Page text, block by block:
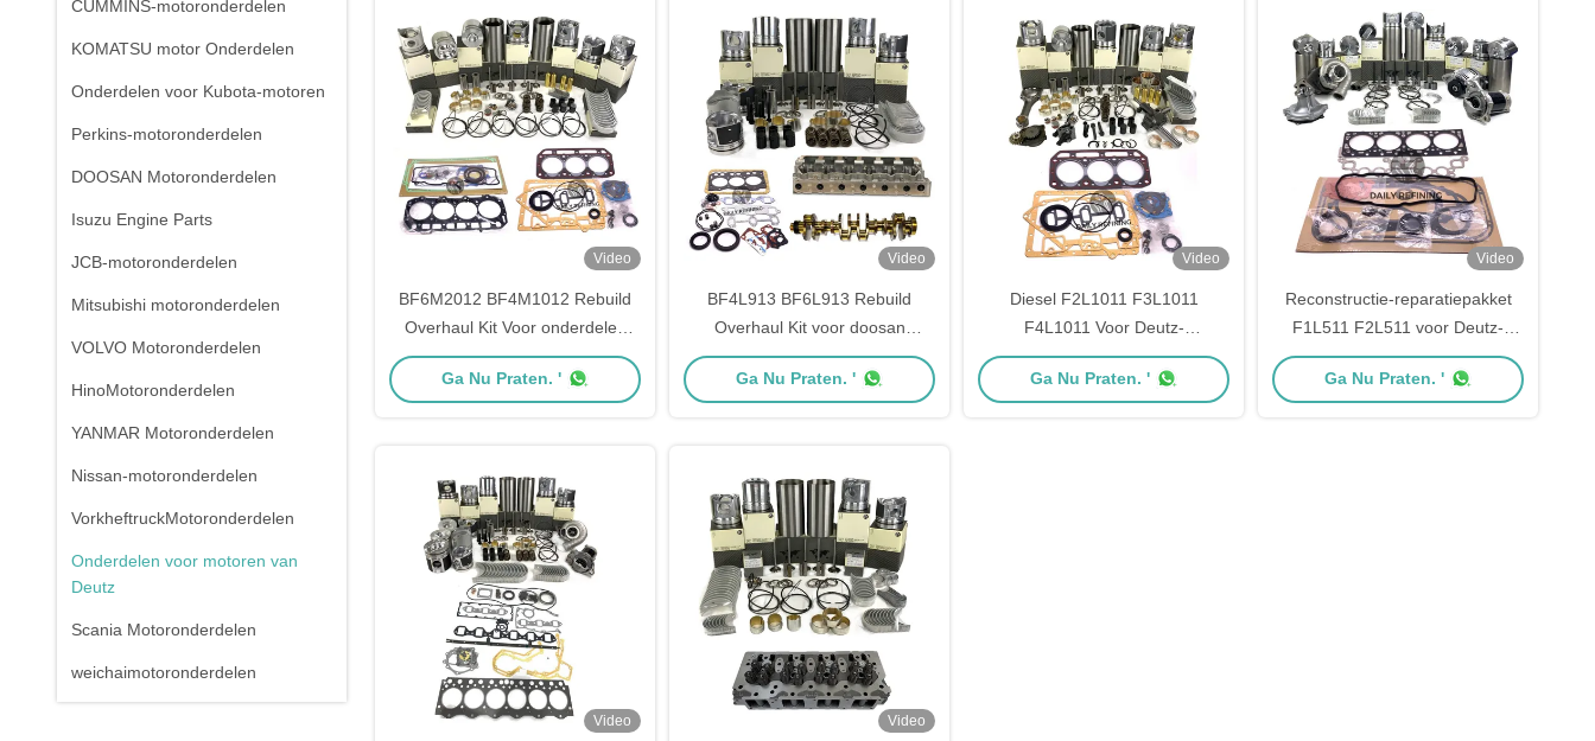
CUMMINS-motoronderdelen
KOMATSU motor Onderdelen
Onderdelen voor Kubota-motoren
Perkins-motoronderdelen
DOOSAN Motoronderdelen
Isuzu Engine Parts
JCB-motoronderdelen
Mitsubishi motoronderdelen
VOLVO Motoronderdelen
HinoMotoronderdelen
YANMAR Motoronderdelen
Nissan-motoronderdelen
VorkheftruckMotoronderdelen
Onderdelen voor motoren van
Deutz
Scania Motoronderdelen
weichaimotoronderdelen
Video
BF6M2012 BF4M1012 Rebuild
Overhaul Kit Voor onderdelen
van deutz dieselmotoren
Ga Nu Praten. '
Video
BF4L913 BF6L913 Rebuild
Overhaul Kit voor doosan
motoronderdelen
Ga Nu Praten. '
Video
Diesel F2L1011 F3L1011
F4L1011 Voor Deutz-
motoronderdelen Herbouwen
Overhaal Kit
Ga Nu Praten. '
Video
Reconstructie-reparatiepakket
F1L511 F2L511 voor Deutz-
motoronderdelen
Ga Nu Praten. '
Video Video